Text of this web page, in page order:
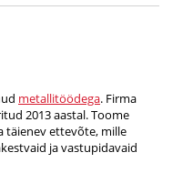
metallitöödega. Firma
2013 aastal. Toome
täienev ettevõte, mille
ja vastupidavaid